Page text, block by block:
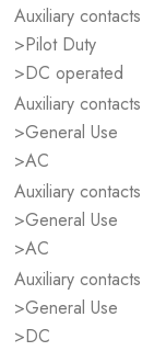
Auxiliary contacts
>Pilot Duty
>DC operated
Auxiliary contacts
>General Use
>AC
Auxiliary contacts
>General Use
>AC
Auxiliary contacts
>General Use
>DC